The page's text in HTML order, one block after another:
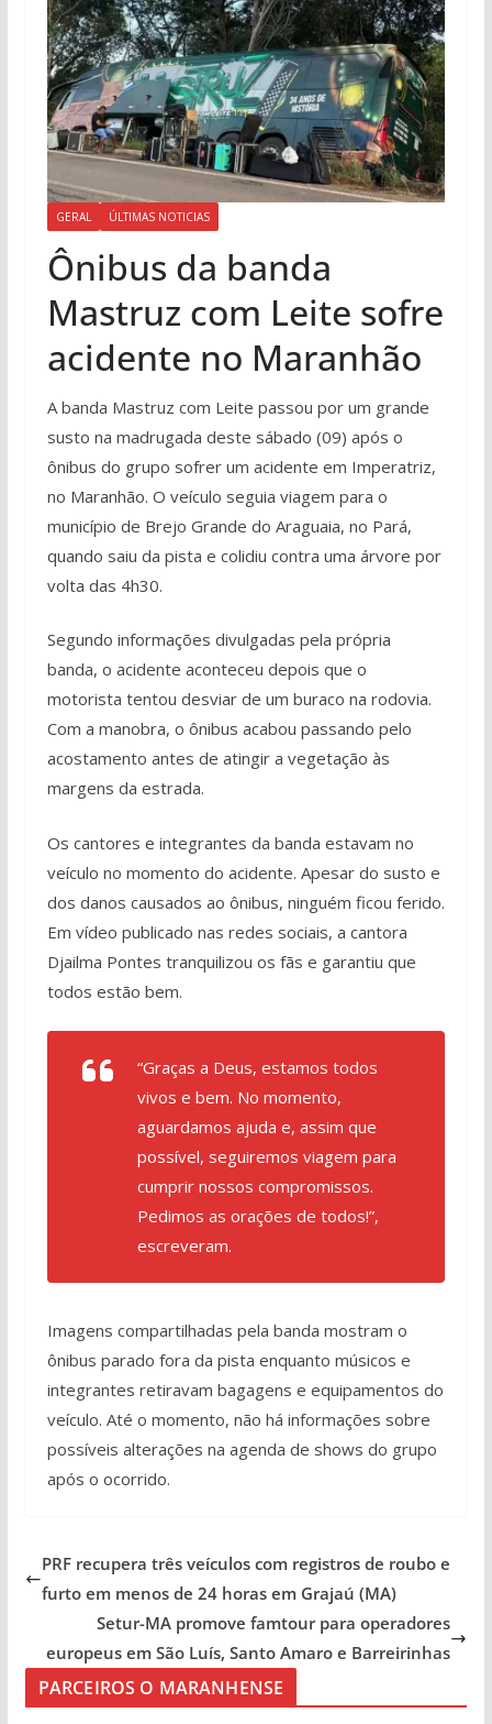
GERAL ÚLTIMAS NOTICIAS
Ônibus da banda
Mastruz com Leite sofre
acidente no Maranhão
A banda Mastruz com Leite passou por um grande
susto na madrugada deste sábado (09) após o
ônibus do grupo sofrer um acidente em Imperatriz,
no Maranhão. O veículo seguia viagem para o
município de Brejo Grande do Araguaia, no Pará,
quando saiu da pista e colidiu contra uma árvore por
volta das 4h30.
Segundo informações divulgadas pela própria
banda, o acidente aconteceu depois que o
motorista tentou desviar de um buraco na rodovia.
Com a manobra, o ônibus acabou passando pelo
acostamento antes de atingir a vegetação às
margens da estrada.
Os cantores e integrantes da banda estavam no
veículo no momento do acidente. Apesar do susto e
dos danos causados ao ônibus, ninguém ficou ferido.
Em vídeo publicado nas redes sociais, a cantora
Djailma Pontes tranquilizou os fãs e garantiu que
todos estão bem.
“Graças a Deus, estamos todos
vivos e bem. No momento,
aguardamos ajuda e, assim que
possível, seguiremos viagem para
cumprir nossos compromissos.
Pedimos as orações de todos!”,
escreveram.
Imagens compartilhadas pela banda mostram o
ônibus parado fora da pista enquanto músicos e
integrantes retiravam bagagens e equipamentos do
veículo. Até o momento, não há informações sobre
possíveis alterações na agenda de shows do grupo
após o ocorrido.
PRF recupera três veículos com registros de roubo e
furto em menos de 24 horas em Grajaú (MA)
Setur-MA promove famtour para operadores
europeus em São Luís, Santo Amaro e Barreirinhas
PARCEIROS O MARANHENSE